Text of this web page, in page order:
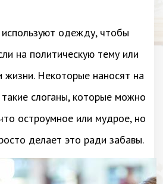
одежду, чтобы
на политическую тему или
Некоторые наносят на
слоганы, которые можно
остроумное или мудрое, но
делает это ради забавы.